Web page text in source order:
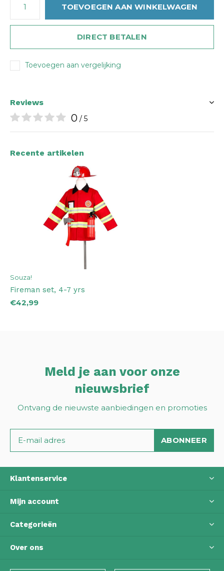
TOEVOEGEN AAN WINKELWAGEN
DIRECT BETALEN
Toevoegen aan vergelijking
Reviews
0 / 5
Recente artikelen
Souza!
Fireman set, 4-7 yrs
€42,99
Meld je aan voor onze
nieuwsbrief
Ontvang de nieuwste aanbiedingen en promoties
ABONNEER
Klantenservice
Mijn account
Categorieën
Over ons